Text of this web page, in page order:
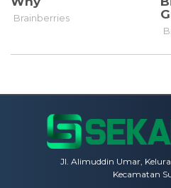
Jl. Alimuddin Umar,
Kecamatan